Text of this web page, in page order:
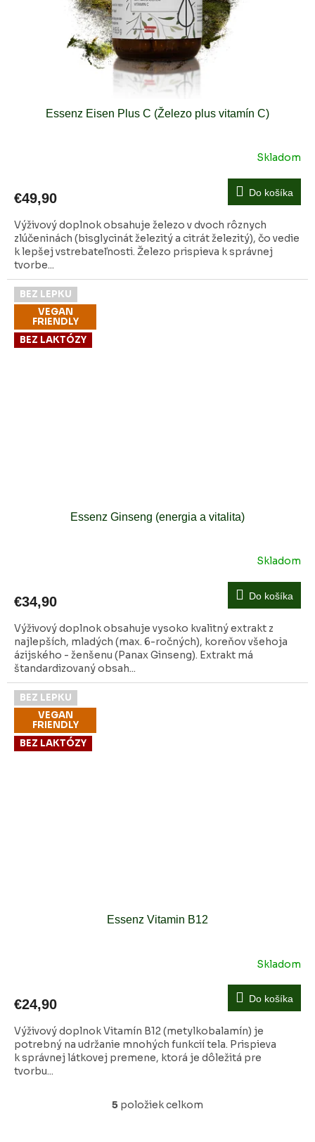
Essenz Eisen Plus C (Železo plus vitamín C)
Skladom
€49,90 Do košíka
Výživový doplnok obsahuje železo v dvoch rôznych
zlúčeninách (bisglycinát železitý a citrát železitý), čo vedie
k lepšej vstrebateľnosti. Železo prispieva k správnej
tvorbe...
BEZ LEPKU
VEGAN
FRIENDLY
BEZ LAKTÓZY
Essenz Ginseng (energia a vitalita)
Skladom
€34,90 Do košíka
Výživový doplnok obsahuje vysoko kvalitný extrakt z
najlepších, mladých (max. 6-ročných), koreňov všehoja
ázijského - ženšenu (Panax Ginseng). Extrakt má
štandardizovaný obsah...
BEZ LEPKU
VEGAN
FRIENDLY
BEZ LAKTÓZY
Essenz Vitamin B12
Skladom
€24,90 Do košíka
Výživový doplnok Vitamín B12 (metylkobalamín) je
potrebný na udržanie mnohých funkcií tela. Prispieva
k správnej látkovej premene, ktorá je dôležitá pre
tvorbu...
O
5 položiek celkom